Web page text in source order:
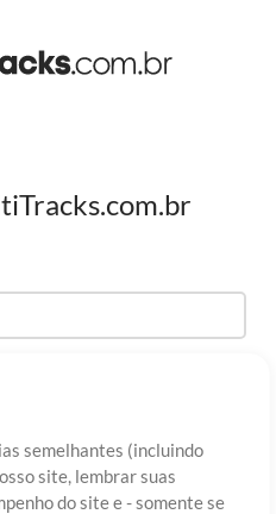
semelhantes (incluindo
site, lembrar suas
do site e - somente se